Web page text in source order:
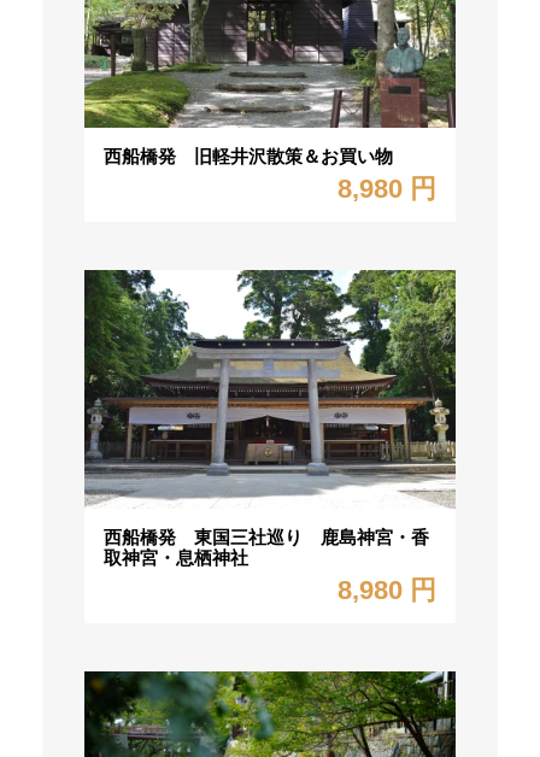
西船橋発 旧軽井沢散策＆お買い物
8,980 円
西船橋発 東国三社巡り 鹿島神宮・香
取神宮・息栖神社
8,980 円